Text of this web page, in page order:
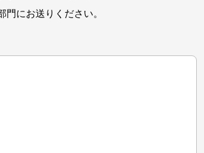
門にお送りください。